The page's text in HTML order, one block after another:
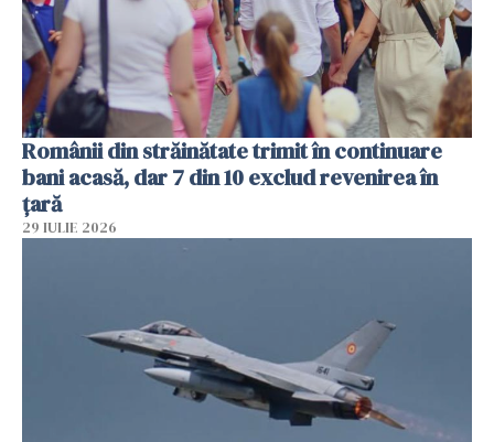
Românii din străinătate trimit în continuare
bani acasă, dar 7 din 10 exclud revenirea în
țară
29 IULIE 2026